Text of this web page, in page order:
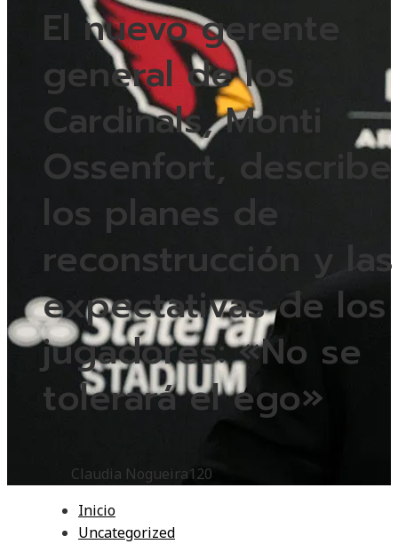
El nuevo gerente
general de los
Cardinals, Monti
Ossenfort, describe
los planes de
reconstrucción y las
expectativas de los
jugadores: «No se
tolerará el ego»
Claudia Nogueira120
Inicio
Uncategorized